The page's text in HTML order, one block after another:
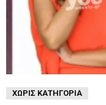
ΧΩΡΊΣ ΚΑΤΗΓΟΡΊΑ